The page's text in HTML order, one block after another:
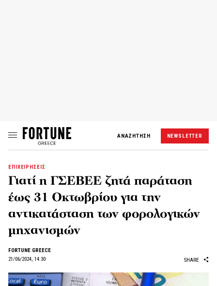
ΑΝΑΖΗΤΗΣΗ NEWSLETTER
ΕΠΙΧΕΙΡΗΣΕΙΣ
Γιατί η ΓΣΕΒΕΕ ζητά παράταση
έως 31 Οκτωβρίου για την
αντικατάσταση των φορολογικών
μηχανισμών
FORTUNE GREECE
21/06/2024, 14:30
SHARE